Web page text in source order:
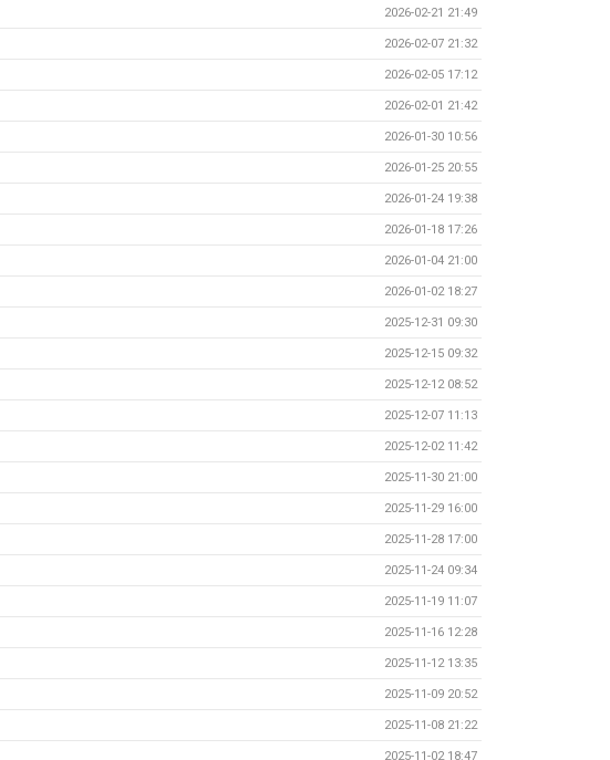
2026-02-21 21:49
2026-02-07 21:32
2026-02-05 17:12
2026-02-01 21:42
2026-01-30 10:56
2026-01-25 20:55
2026-01-24 19:38
2026-01-18 17:26
2026-01-04 21:00
2026-01-02 18:27
2025-12-31 09:30
2025-12-15 09:32
2025-12-12 08:52
2025-12-07 11:13
2025-12-02 11:42
2025-11-30 21:00
2025-11-29 16:00
2025-11-28 17:00
2025-11-24 09:34
2025-11-19 11:07
2025-11-16 12:28
2025-11-12 13:35
2025-11-09 20:52
2025-11-08 21:22
2025-11-02 18:47